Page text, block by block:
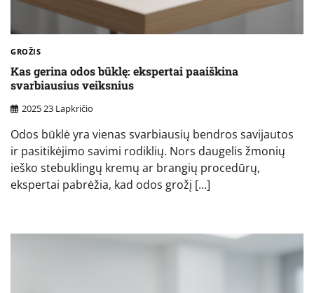
GROŽIS
Kas gerina odos būklę: ekspertai paaiškina
svarbiausius veiksnius
2025 23 Lapkričio
Odos būklė yra vienas svarbiausių bendros savijautos
ir pasitikėjimo savimi rodiklių. Nors daugelis žmonių
ieško stebuklingų kremų ar brangių procedūrų,
ekspertai pabrėžia, kad odos grožį […]